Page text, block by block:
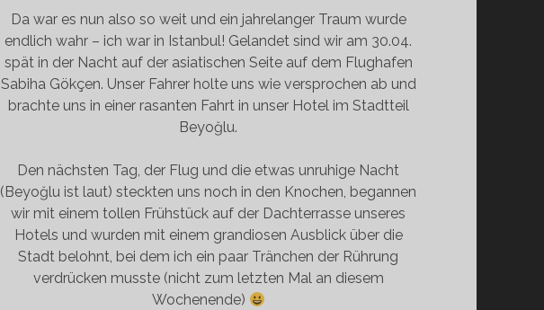
Da war es nun also so weit und ein jahrelanger Traum wurde
endlich wahr – ich war in Istanbul! Gelandet sind wir am 30.04.
spät in der Nacht auf der asiatischen Seite auf dem Flughafen
Sabiha Gökçen. Unser Fahrer holte uns wie versprochen ab und
brachte uns in einer rasanten Fahrt in unser Hotel im Stadtteil
Beyoğlu.
Den nächsten Tag, der Flug und die etwas unruhige Nacht
(Beyoğlu ist laut) steckten uns noch in den Knochen, begannen
wir mit einem tollen Frühstück auf der Dachterrasse unseres
Hotels und wurden mit einem grandiosen Ausblick über die
Stadt belohnt, bei dem ich ein paar Tränchen der Rührung
verdrücken musste (nicht zum letzten Mal an diesem
Wochenende)